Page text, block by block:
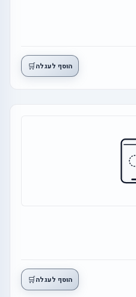
הוסף לעגלה🛒
הוסף לעגלה🛒